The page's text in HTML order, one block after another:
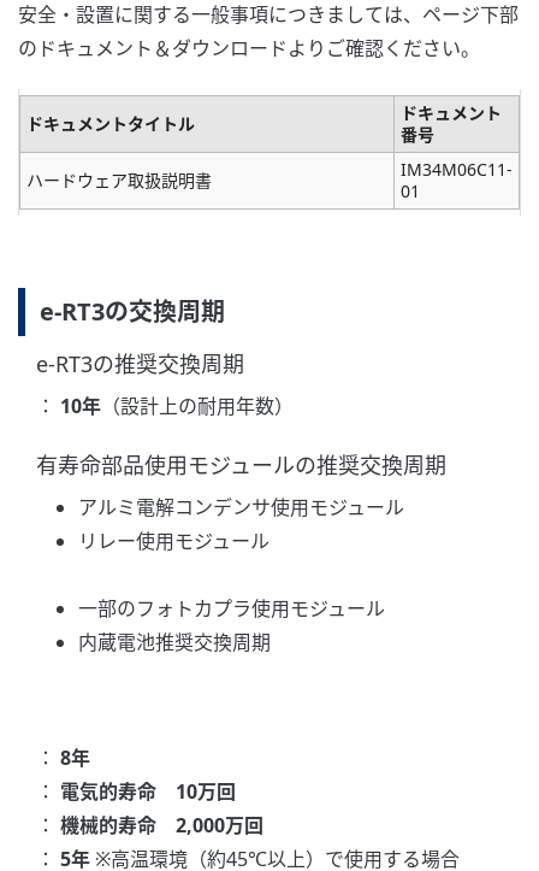
安全・設置に関する一般事項につきましては、ページ下部
のドキュメント＆ダウンロードよりご確認ください。
ドキュメントタイトル
ドキュメント
番号
ハードウェア取扱説明書
IM34M06C11-
01
e-RT3の交換周期
e-RT3の推奨交換周期
： 10年 （設計上の耐用年数）
有寿命部品使用モジュールの推奨交換周期
アルミ電解コンデンサ使用モジュール
リレー使用モジュール
一部のフォトカプラ使用モジュール
内蔵電池推奨交換周期
： 8年
： 電気的寿命 10万回
： 機械的寿命 2,000万回
： 5年 ※高温環境（約45℃以上）で使用する場合